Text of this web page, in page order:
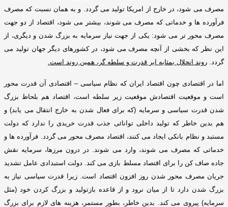
مصرف می شود، در خارج از امریکا تولید می گردد
و به همان نسبت که مصرف
فرآورده ها و خدماتی که مصرف می شوند، بیشتر می شود، اقتصاد از دو جهت
مصرف محور تر می شود : یکی از جهت نیاز سرمایه به بزرگ شدن و دیگری، از
این نظر که بخشی از آنچه مصرف می شود، در کشورهای دیگر جهان تولید می
گردد
روند انحلال بمثابه ابر قدرت و سلطه گر، همین روند است
اما در اقتصادی چون اقتصاد ایران که نظام سیاسی – اقتصادی آن قدرت محور
است و موقعیت اقتصادش موقعیت زیر سلطه است، اقتصاد هم بلحاظ بزرگ
شدن قدرت سیاسی و سرمایه (که برای فعال شدن به خارج انتقال می یابد) و
هم بدین خاطر که تولید داخلی توانائی جذب قدرت خریدی را ندارد که دولت
مستبد و نظام بانکی ایجاد می کنند، اقتصاد مصرف محور می گردد
فرآورده ها و
خدماتی که مصرف می شوند، وارد می شوند
در درون مرزها، سرمایه نقش
جاده صاف کن را برای اقتصاد مسلط بازی می کند
دولت استبدادی عامل تشدید
جریان مصرف محور شدن روز افزون اقتصاد است.زیرا قدرت سیاسی نیاز به
بزرگ شدن دارد تا از میان نرود و از قاعده بازتولید و بزرگ کردن خود (مثل
سرمایه) پیروی می کند
بدین خاطر، بطور مستمر، هزینه های لازم برای بزرگ